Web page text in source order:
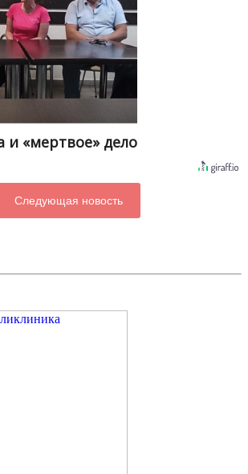
и «мертвое» дело
Следующая новость